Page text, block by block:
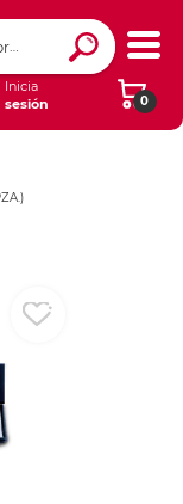
0
Inicia
sesión
Ingresar Codigo